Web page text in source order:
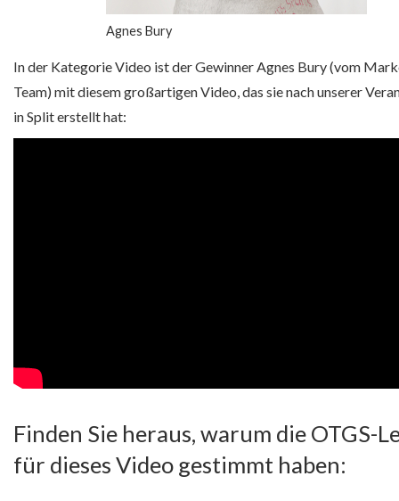
Agnes Bury
In der Kategorie Video ist der Gewinner Agnes Bury (vom
Team) mit diesem großartigen Video, das sie nach unserer
in Split erstellt hat:
Finden Sie heraus, warum die OTGS-
für dieses Video gestimmt haben: